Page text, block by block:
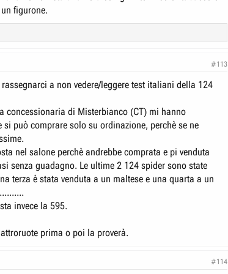
figurone.
#113
a non vedere/leggere test italiani della 124
concessionaria di Misterbianco (CT) mi hanno
si può comprare solo su ordinazione, perchè se ne
nel salone perchè andrebbe comprata e pi venduta
senza guadagno. Le ultime 2 124 spider sono state
terza è stata venduta a un maltese e una quarta a un
invece la 595.
prima o poi la proverà.
#114